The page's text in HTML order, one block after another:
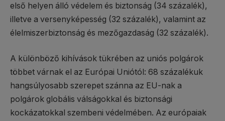
első helyen álló védelem és biztonság (34 százalék),
illetve a versenyképesség (32 százalék), valamint az
élelmiszerbiztonság és mezőgazdaság (32 százalék).
A különböző kihívások tükrében az uniós polgárok
többet várnak el az Európai Uniótól: 68 százalékuk
hangsúlyosabb szerepet szánna az EU-nak a
polgárok globális válságokkal és biztonsági
kockázatokkal szembeni védelmében. Az európaiak